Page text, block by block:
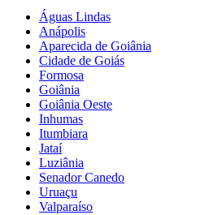
Águas Lindas
Anápolis
Aparecida de Goiânia
Cidade de Goiás
Formosa
Goiânia
Goiânia Oeste
Inhumas
Itumbiara
Jataí
Luziânia
Senador Canedo
Uruaçu
Valparaíso